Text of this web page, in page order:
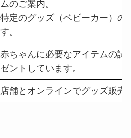
ムのご案内。
特定のグッズ（ベビーカー）
す。
赤ちゃんに必要なアイテムの
ゼントしています。
店舗とオンラインでグッズ販売